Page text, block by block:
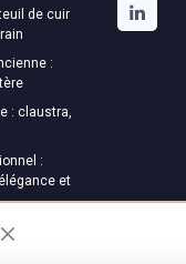
de cuir
:
: claustra,
:
et